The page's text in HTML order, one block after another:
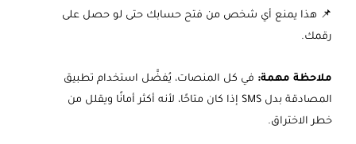
📌 هذا يمنع أي شخص من فتح حسابك حتى لو حصل على
رقمك.
ملاحظة مهمة: في كل المنصات، يُفضَّل استخدام تطبيق
المصادقة بدل SMS إذا كان متاحًا، لأنه أكثر أمانًا ويقلل من
خطر الاختراق.